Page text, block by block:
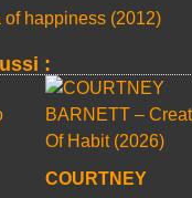
happiness (2012)
:
COURTNEY